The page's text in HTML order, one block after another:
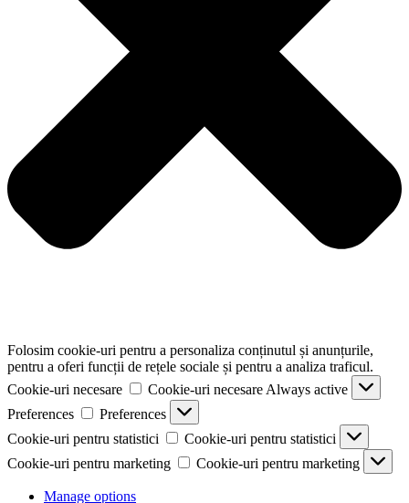
Folosim cookie-uri pentru a personaliza conținutul și anunțurile,
pentru a oferi funcții de rețele sociale și pentru a analiza traficul.
Cookie-uri necesare
Cookie-uri necesare Always active
Preferences
Preferences
Cookie-uri pentru statistici
Cookie-uri pentru statistici
Cookie-uri pentru marketing
Cookie-uri pentru marketing
Manage options